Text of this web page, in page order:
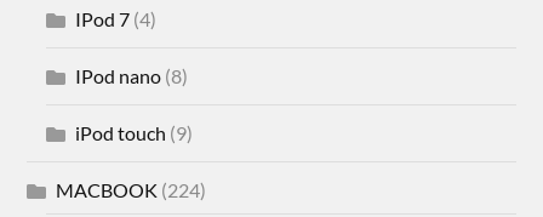
IPod 7 (4)
IPod nano (8)
iPod touch (9)
MACBOOK (224)